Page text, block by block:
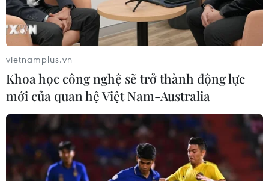
Bỉ tìm ra hướng đi mới trong điều trị
ung thư gan di căn
07/08/2026 04:05
Nga thoái vốn nhà nước khỏi Sân bay
Quốc tế Sheremetyevo
07/08/2026 00:22
vietnamplus.vn
Khoa học công nghệ sẽ trở thành động lực
mới của quan hệ Việt Nam-Australia